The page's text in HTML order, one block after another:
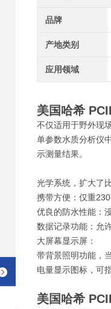
品牌
产地类别
应用领域
美国哈希
不仅适用于野外现
单参数水质分析仪
示测量结果。
光学系统，扩大了
携带方便：仅重
优良的防水性能：
数据记录功能：允
大屏幕显示屏：
带背景照明功能，
电量显示图标，可
美国哈希